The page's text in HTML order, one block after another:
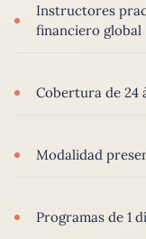
Instructores
financiero global
Cobertura de 24
Modalidad
Programas de 1